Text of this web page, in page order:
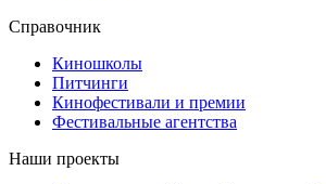
Справочник
Киношколы
Питчинги
Кинофестивали и премии
Фестивальные агентства
Наши проекты